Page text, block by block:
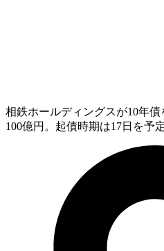
相鉄ホールディングスが10年
100億円。起債時期は17日を予